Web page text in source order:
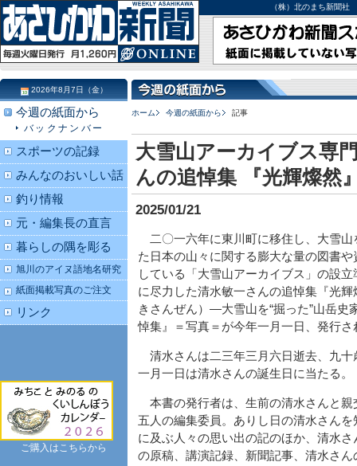
（株）北のまち新聞
ホーム 今週の紙面から 記事
大雪山アーカイブス専
んの追悼集 『光輝燦然
2025/01/21
二〇一六年に東川町に移住し、大雪山
た日本の山々に関する膨大な量の図書や
している「大雪山アーカイブス」の設立
に尽力した清水敏一さんの追悼集『光輝
きさんぜん）―大雪山を“掘った”山岳史
悼集』＝写真＝が今年一月一日、発行さ
清水さんは二三年三月六日逝去、九十
一月一日は清水さんの誕生日に当たる。
本書の発行者は、生前の清水さんと親
五人の編集委員。ありし日の清水さんを
に及ぶ人々の思い出の記のほか、清水さ
の原稿、講演記録、新聞記事、清水さ
2026年8月7日（金）
今週の紙面から
バックナンバー
スポーツの記録
みんなのおいしい話
釣り情報
元・編集長の直言
暮らしの隅を彫る
旭川のアイヌ語地名研究
紙面掲載写真のご注文
リンク
ご購入はこちらから